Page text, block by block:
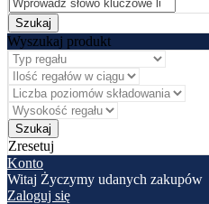
Wyszukaj produkt
Zresetuj
Konto
Witaj Życzymy udanych zakupów
Zaloguj się